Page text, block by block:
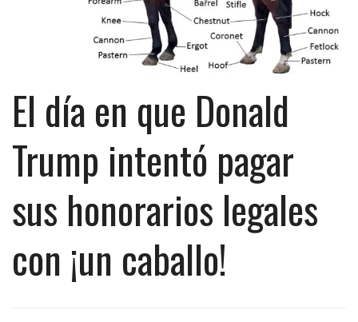
El día en que Donald
Trump intentó pagar
sus honorarios legales
con ¡un caballo!